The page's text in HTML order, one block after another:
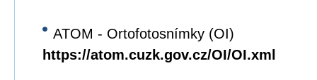
ATOM - Ortofotosnímky (OI)
https://atom.cuzk.gov.cz/OI/OI.xml